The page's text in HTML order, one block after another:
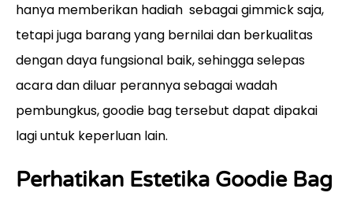
hanya memberikan hadiah sebagai gimmick saja,
tetapi juga barang yang bernilai dan berkualitas
dengan daya fungsional baik, sehingga selepas
acara dan diluar perannya sebagai wadah
pembungkus, goodie bag tersebut dapat dipakai
lagi untuk keperluan lain.
Perhatikan Estetika Goodie Bag